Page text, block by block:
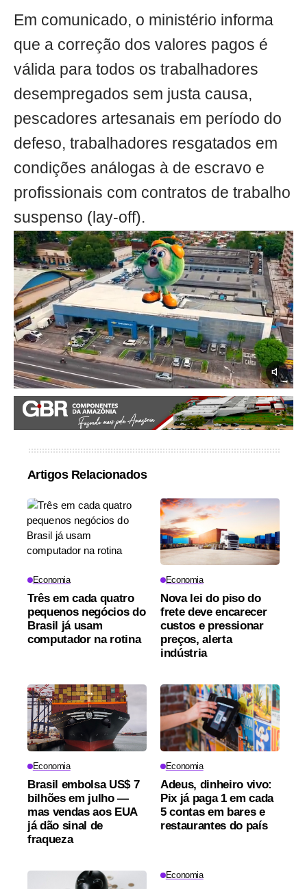
Em comunicado, o ministério informa
que a correção dos valores pagos é
válida para todos os trabalhadores
desempregados sem justa causa,
pescadores artesanais em período do
defeso, trabalhadores resgatados em
condições análogas à de escravo e
profissionais com contratos de trabalho
suspenso (lay-off).
Artigos Relacionados
Economia
Três em cada quatro
pequenos negócios do
Brasil já usam
computador na rotina
Economia
Nova lei do piso do
frete deve encarecer
custos e pressionar
preços, alerta
indústria
Economia
Brasil embolsa US$ 7
bilhões em julho —
mas vendas aos EUA
já dão sinal de
fraqueza
Economia
Adeus, dinheiro vivo:
Pix já paga 1 em cada
5 contas em bares e
restaurantes do país
Economia